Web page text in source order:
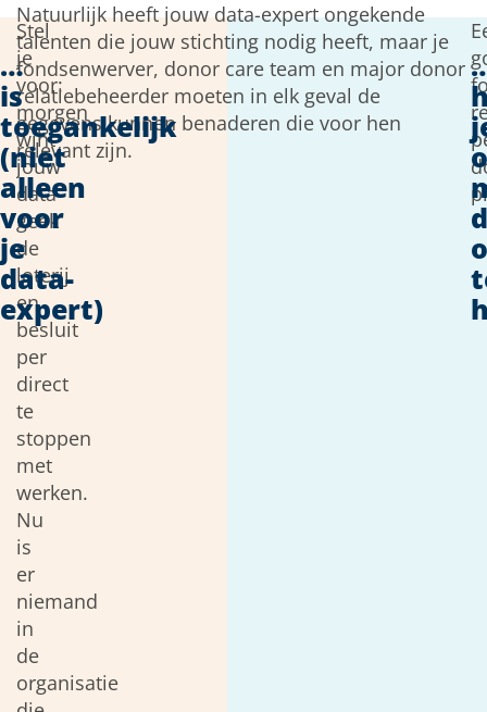
…
is
toegankelijk
(niet
alleen
voor
je
data-
expert)
Stel
je
voor:
morgen
wint
jouw
data-
geek
de
loterij
en
besluit
per
direct
te
stoppen
met
werken.
Nu
is
er
niemand
in
de
organisatie
Natuurlijk heeft jouw data-expert ongekende
talenten die jouw stichting nodig heeft, maar je
fondsenwerver, donor care team en major donor
relatiebeheerder moeten in elk geval de
gegevens kunnen benaderen die voor hen
relevant zijn.